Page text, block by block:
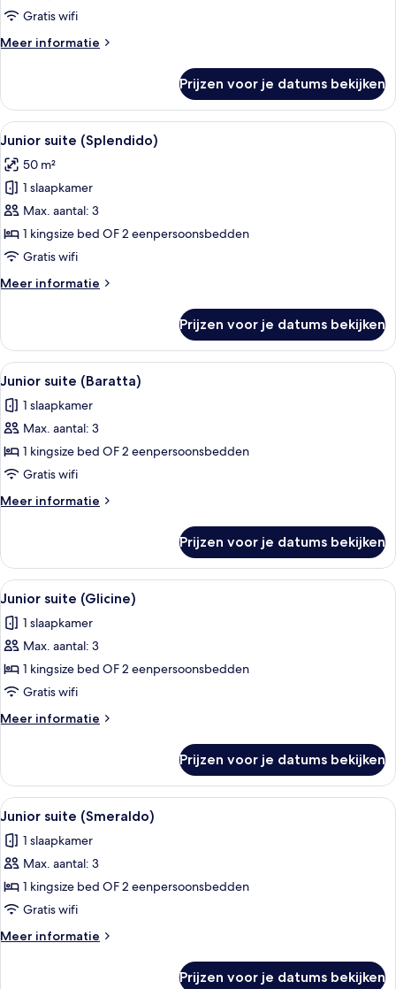
Gratis wifi
Meer informatie
Meer
(Riviera)
Prijzen voor je datums bekijken
Alle
foto's
voor
Junior
suite
(Splendido)
laden
Junior suite (Splendido) |
7
Junior suite (Splendido)
50 m²
1 slaapkamer
Max. aantal: 3
1 kingsize bed OF 2 eenpersoonsbedden
Gratis wifi
Meer informatie
Meer
suite
(Splendido)
Prijzen voor je datums bekijken
Alle
foto's
voor
Junior
suite
(Baratta)
laden
Een kamer met een houten bureau,
2
Junior suite (Baratta)
1 slaapkamer
Max. aantal: 3
1 kingsize bed OF 2 eenpersoonsbedden
Gratis wifi
Meer informatie
Meer
suite
(Baratta)
Prijzen voor je datums bekijken
Alle
foto's
voor
Junior
suite
(Glicine)
laden
Een ronde tafel met een vaas en
4
Junior suite (Glicine)
1 slaapkamer
Max. aantal: 3
1 kingsize bed OF 2 eenpersoonsbedden
Gratis wifi
Meer informatie
Meer
suite
(Glicine)
Prijzen voor je datums bekijken
Alle
foto's
voor
Junior
suite
(Smeraldo)
laden
Junior suite (Smeraldo) |
6
Junior suite (Smeraldo)
1 slaapkamer
Max. aantal: 3
1 kingsize bed OF 2 eenpersoonsbedden
Gratis wifi
Meer informatie
Meer
Prijzen voor je datums bekijken